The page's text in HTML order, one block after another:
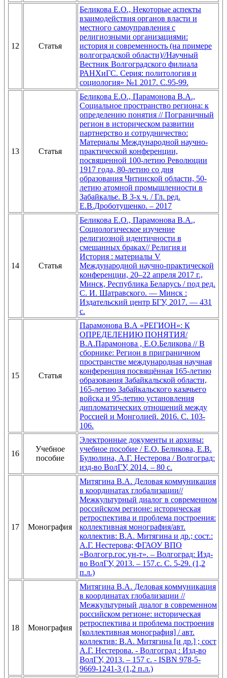
12 Статья
Беликова Е.О., Некоторые аспекты
взаимодействия органов власти и
местного самоуправления с
религиозными организациями:
история и современность (на примере
волгоградской области)//Научный
Вестник Волгоградского филиала
РАНХиГС. Серия: политология и
социология» №1 2017. С.95-99.
13 Статья
Беликова Е.О., Парамонова В.А.,
Социальное пространство региона: к
определению понятия // Пограничный
регион в историческом развитии
партнерство и сотрудничество:
Материалы Международной научно-
практической конференции,
посвященной 100-летию Революции
1917 года, 80-летию со дня
образования Читинской области, 50-
летию атомной промышленности в
Забайкалье. В 3-х ч. / Гл. ред.
Е.В.Дроботушенко. – 2017
14 Статья
Беликова Е.О., Парамонова В.А.,
Социологическое изучение
религиозной идентичности в
смешанных браках// Религия и
История : материалы V
Международной научно-практической
конференции, 20–22 апреля 2017 г.,
Минск, Республика Беларусь / под ред.
С. И. Шатравского. — Минск :
Издательский центр БГУ, 2017. — 431
с.
15 Статья
Парамонова В.А «РЕГИОН»: К
ОПРЕДЕЛЕНИЮ ПОНЯТИЯ/
В.А.Парамонова , Е.О.Беликова // В
сборнике: Регион в приграничном
пространстве международная научная
конференция посвящённая 165-летию
образования Забайкальской области,
165-летию Забайкальского казачьего
войска и 95-летию установления
дипломатических отношений между
Россией и Монголией. 2016. С. 103-
106.
16
Учебное
пособие
Электронные документы и архивы:
учебное пособие / Е.О. Беликова, Е.В.
Булюлина, А.Г. Нестерова / Волгоград:
изд-во ВолГУ, 2014. – 80 с.
17 Монография
Митягина В.А. Деловая коммуникация
в координатах глобализации//
Межкультурный диалог в современном
российском регионе: историческая
ретроспектива и проблема построения:
коллективная монография/авт.
коллектив: В.А. Митягина и др.; сост.:
А.Г. Нестерова; ФГАОУ ВПО
«Волгогр.гос.ун-т». – Волгоград: Изд-
во ВолГУ, 2013. – 157.с. С. 5-29. (1,2
п.л.)
18 Монография
Митягина В.А. Деловая коммуникация
в координатах глобализации //
Межкультурный диалог в современном
российском регионе: историческая
ретроспектива и проблема построения
[коллективная монография] / авт.
коллектив: В.А. Митягина [и др.] ; сост
А.Г. Нестерова. - Волгоград : Изд-во
ВолГУ, 2013. – 157 с. - ISBN 978-5-
9669-1241-3 (1,2 п.л.)